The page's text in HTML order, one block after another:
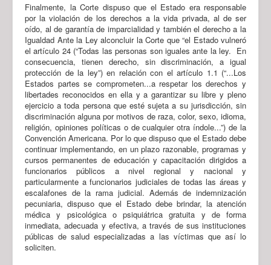
Finalmente, la Corte dispuso que el Estado era responsable
por la violación de los derechos a la vida privada, al de ser
oído, al de garantía de imparcialidad y también el derecho a la
Igualdad Ante la Ley alconcluir la Corte que “el Estado vulneró
el artículo 24 (“Todas las personas son iguales ante la ley. En
consecuencia, tienen derecho, sin discriminación, a igual
protección de la ley”) en relación con el artículo 1.1 (“...Los
Estados partes se comprometen...a respetar los derechos y
libertades reconocidos en ella y a garantizar su libre y pleno
ejercicio a toda persona que esté sujeta a su jurisdicción, sin
discriminación alguna por motivos de raza, color, sexo, idioma,
religión, opiniones políticas o de cualquier otra índole...”) de la
Convención Americana. Por lo que dispuso que el Estado debe
continuar implementando, en un plazo razonable, programas y
cursos permanentes de educación y capacitación dirigidos a
funcionarios públicos a nivel regional y nacional y
particularmente a funcionarios judiciales de todas las áreas y
escalafones de la rama judicial. Además de indemnización
pecuniaria, dispuso que el Estado debe brindar, la atención
médica y psicológica o psiquiátrica gratuita y de forma
inmediata, adecuada y efectiva, a través de sus instituciones
públicas de salud especializadas a las víctimas que así lo
soliciten.